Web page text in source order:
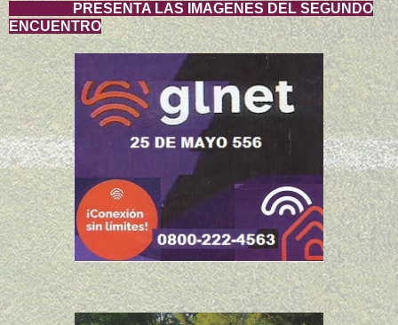
PRESENTA LAS IMAGENES DEL SEGUNDO
ENCUENTRO